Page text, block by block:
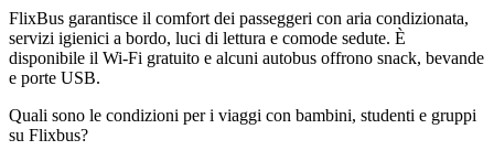
FlixBus garantisce il comfort dei passeggeri con aria condizionata,
servizi igienici a bordo, luci di lettura e comode sedute. È
disponibile il Wi-Fi gratuito e alcuni autobus offrono snack, bevande
e porte USB.
Quali sono le condizioni per i viaggi con bambini, studenti e gruppi
su Flixbus?